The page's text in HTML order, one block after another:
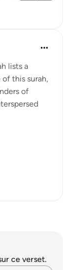
lists a
of this surah,
of
ce verset.